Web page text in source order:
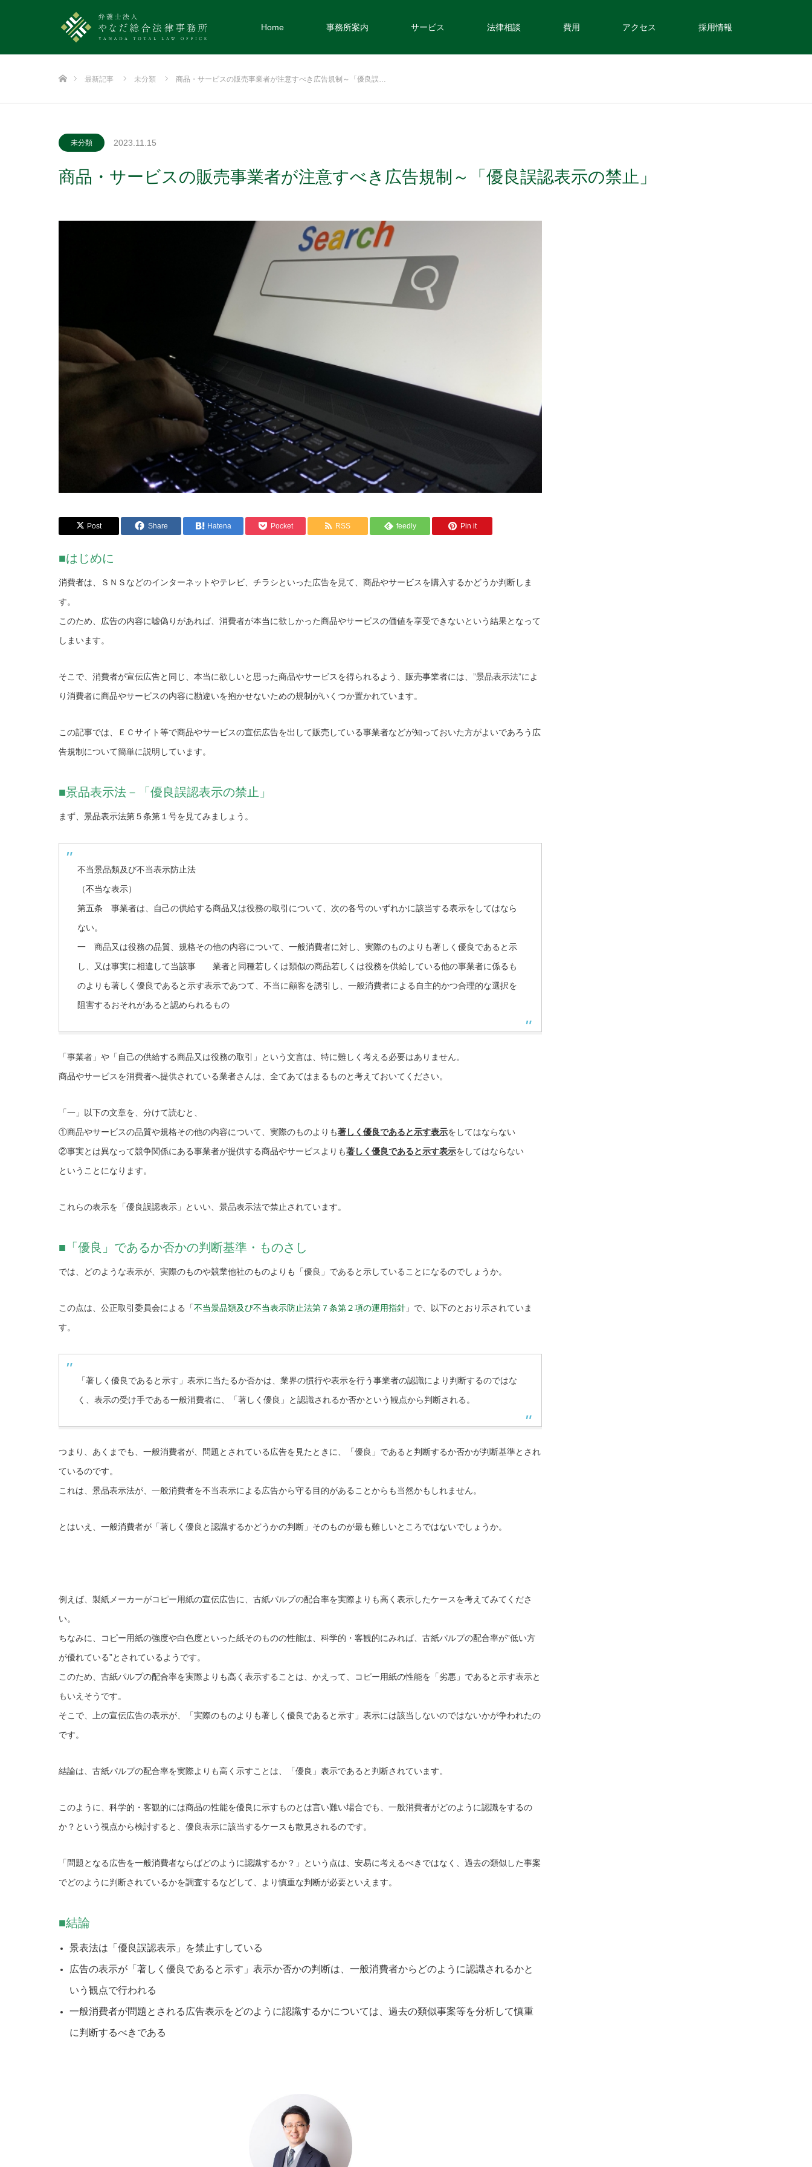
Home 事務所案内 サービス 法律相談 費用 アクセス 採用情報
最新記事 未分類 商品・サービスの販売事業者が注意すべき広告規制～「優良誤…
未分類 2023.11.15
商品・サービスの販売事業者が注意すべき広告規制～「優良誤認表示の禁止」
Post Share Hatena Pocket RSS feedly Pin it
■はじめに
消費者は、ＳＮＳなどのインターネットやテレビ、チラシといった広告を見て、商品やサービスを購入するかどうか判断しま
す。
このため、広告の内容に嘘偽りがあれば、消費者が本当に欲しかった商品やサービスの価値を享受できないという結果となって
しまいます。
そこで、消費者が宣伝広告と同じ、本当に欲しいと思った商品やサービスを得られるよう、販売事業者には、”景品表示法”によ
り消費者に商品やサービスの内容に勘違いを抱かせないための規制がいくつか置かれています。
この記事では、ＥＣサイト等で商品やサービスの宣伝広告を出して販売している事業者などが知っておいた方がよいであろう広
告規制について簡単に説明しています。
■景品表示法－「優良誤認表示の禁止」
まず、景品表示法第５条第１号を見てみましょう。
不当景品類及び不当表示防止法
（不当な表示）
第五条 事業者は、自己の供給する商品又は役務の取引について、次の各号のいずれかに該当する表示をしてはなら
ない。
一 商品又は役務の品質、規格その他の内容について、一般消費者に対し、実際のものよりも著しく優良であると示
し、又は事実に相違して当該事 業者と同種若しくは類似の商品若しくは役務を供給している他の事業者に係るも
のよりも著しく優良であると示す表示であつて、不当に顧客を誘引し、一般消費者による自主的かつ合理的な選択を
阻害するおそれがあると認められるもの
「事業者」や「自己の供給する商品又は役務の取引」という文言は、特に難しく考える必要はありません。
商品やサービスを消費者へ提供されている業者さんは、全てあてはまるものと考えておいてください。
「一」以下の文章を、分けて読むと、
①商品やサービスの品質や規格その他の内容について、実際のものよりも著しく優良であると示す表示をしてはならない
②事実とは異なって競争関係にある事業者が提供する商品やサービスよりも著しく優良であると示す表示をしてはならない
ということになります。
これらの表示を「優良誤認表示」といい、景品表示法で禁止されています。
■「優良」であるか否かの判断基準・ものさし
では、どのような表示が、実際のものや競業他社のものよりも「優良」であると示していることになるのでしょうか。
この点は、公正取引委員会による「不当景品類及び不当表示防止法第７条第２項の運用指針 」で、以下のとおり示されていま
す。
「著しく優良であると示す」表示に当たるか否かは、業界の慣行や表示を行う事業者の認識により判断するのではな
く、表示の受け手である一般消費者に、「著しく優良」と認識されるか否かという観点から判断される。
つまり、あくまでも、一般消費者が、問題とされている広告を見たときに、「優良」であると判断するか否かが判断基準とされ
ているのです。
これは、景品表示法が、一般消費者を不当表示による広告から守る目的があることからも当然かもしれません。
とはいえ、一般消費者が「著しく優良と認識するかどうかの判断」そのものが最も難しいところではないでしょうか。
例えば、製紙メーカーがコピー用紙の宣伝広告に、古紙パルプの配合率を実際よりも高く表示したケースを考えてみてくださ
い。
ちなみに、コピー用紙の強度や白色度といった紙そのものの性能は、科学的・客観的にみれば、古紙パルプの配合率が”低い方
が優れている”とされているようです。
このため、古紙パルプの配合率を実際よりも高く表示することは、かえって、コピー用紙の性能を「劣悪」であると示す表示と
もいえそうです。
そこで、上の宣伝広告の表示が、「実際のものよりも著しく優良であると示す」表示には該当しないのではないかが争われたの
です。
結論は、古紙パルプの配合率を実際よりも高く示すことは、「優良」表示であると判断されています。
このように、科学的・客観的には商品の性能を優良に示すものとは言い難い場合でも、一般消費者がどのように認識をするの
か？という視点から検討すると、優良表示に該当するケースも散見されるのです。
「問題となる広告を一般消費者ならばどのように認識するか？」という点は、安易に考えるべきではなく、過去の類似した事案
でどのように判断されているかを調査するなどして、より慎重な判断が必要といえます。
■結論
景表法は「優良誤認表示」を禁止すしている
広告の表示が「著しく優良であると示す」表示か否かの判断は、一般消費者からどのように認識されるかと
いう観点で行われる
一般消費者が問題とされる広告表示をどのように認識するかについては、過去の類似事案等を分析して慎重
に判断するべきである